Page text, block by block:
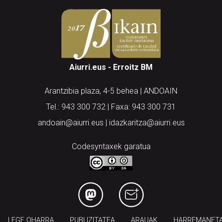
Aiurri.eus - Erroitz BM
Arantzibia plaza, 4-5 behea | ANDOAIN
Tel.: 943 300 732 | Faxa: 943 300 731
andoain@aiurri.eus | idazkaritza@aiurri.eus
Codesyntaxek garatua
LEGE OHARRA PUBLIZITATEA ARAUAK